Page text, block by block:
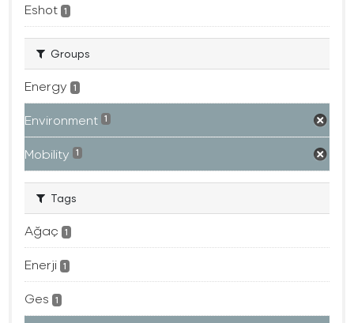
Eshot 1
Groups
Energy 1
Environment 1
Mobility 1
Tags
Ağaç 1
Enerji 1
Ges 1